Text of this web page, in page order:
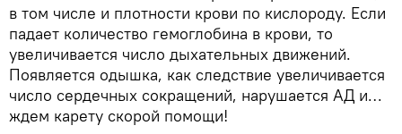
в том числе и плотности крови по кислороду. Если
падает количество гемоглобина в крови, то
увеличивается число дыхательных движений.
Появляется одышка, как следствие увеличивается
число сердечных сокращений, нарушается АД и…
ждем карету скорой помощи!